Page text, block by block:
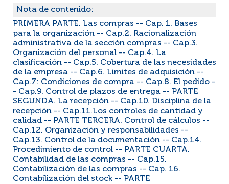
Nota de contenido:
PRIMERA PARTE. Las compras -- Cap. 1. Bases
para la organización -- Cap.2. Racionalización
administrativa de la sección compras -- Cap.3.
Organización del personal -- Cap.4. La
clasificación -- Cap.5. Cobertura de las necesidades
de la empresa -- Cap.6. Limites de adquisición --
Cap.7: Condiciones de compra -- Cap.8. El pedido -
- Cap.9. Control de plazos de entrega -- PARTE
SEGUNDA. La recepción -- Cap.10. Disciplina de la
recepción -- Cap.11.Los controles de cantidad y
calidad -- PARTE TERCERA. Control de cálculos --
Cap.12. Organización y responsabilidades --
Cap.13. Control de la documentación -- Cap.14.
Procedimiento de control -- PARTE CUARTA.
Contabilidad de las compras -- Cap.15.
Contabilización de las compras -- Cap. 16.
Contabilización del stock -- PARTE